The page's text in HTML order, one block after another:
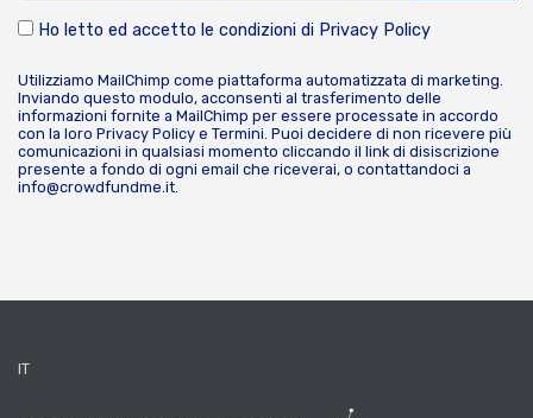
Ho letto ed accetto le condizioni di Privacy Policy
Utilizziamo MailChimp come piattaforma automatizzata di marketing.
Inviando questo modulo, acconsenti al trasferimento delle
informazioni fornite a MailChimp per essere processate in accordo
con la loro Privacy Policy e Termini. Puoi decidere di non ricevere più
comunicazioni in qualsiasi momento cliccando il link di disiscrizione
presente a fondo di ogni email che riceverai, o contattandoci a
info@crowdfundme.it.
IT